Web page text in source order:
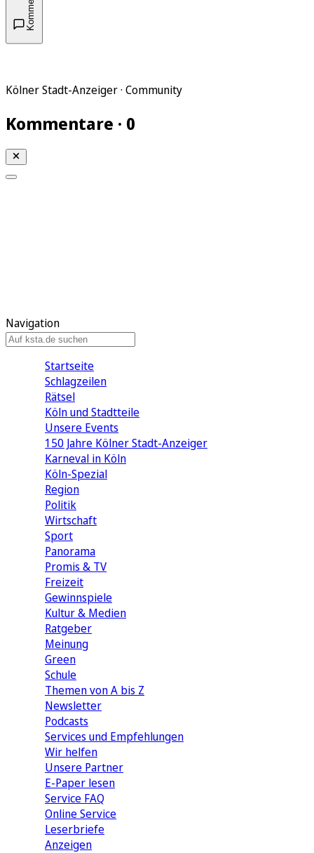
Kölner Stadt-Anzeiger · Community
Kommentare · 0
Navigation
Startseite
Schlagzeilen
Rätsel
Köln und Stadtteile
Unsere Events
150 Jahre Kölner Stadt-Anzeiger
Karneval in Köln
Köln-Spezial
Region
Politik
Wirtschaft
Sport
Panorama
Promis & TV
Freizeit
Gewinnspiele
Kultur & Medien
Ratgeber
Meinung
Green
Schule
Themen von A bis Z
Newsletter
Podcasts
Services und Empfehlungen
Wir helfen
Unsere Partner
E-Paper lesen
Service FAQ
Online Service
Leserbriefe
Anzeigen